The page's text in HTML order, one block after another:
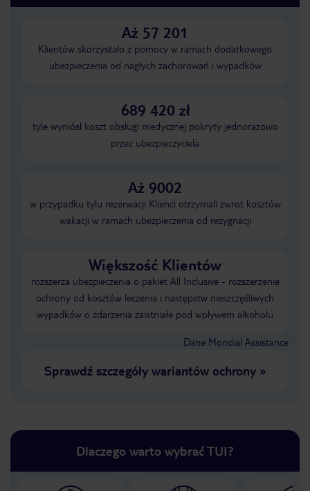
Aż 57 201
Klientów skorzystało z pomocy w ramach dodatkowego
ubezpieczenia od nagłych zachorowań i wypadków
689 420 zł
tyle wyniósł koszt obsługi medycznej pokryty jednorazowo
przez ubezpieczyciela
Aż 9002
w przypadku tylu rezerwacji Klienci otrzymali zwrot kosztów
wakacji w ramach ubezpieczenia od rezygnacji
Większość Klientów
rozszerza ubezpieczenia o pakiet All Inclusive - rozszerzenie
ochrony od kosztów leczenia i następstw nieszczęśliwych
wypadków o zdarzenia zaistniałe pod wpływem alkoholu
Dane Mondial Assistance
Sprawdź szczegóły wariantów ochrony»
Dlaczego warto wybrać TUI?